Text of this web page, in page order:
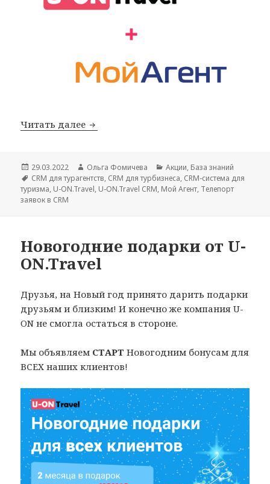
Читать далее Мой Агент + U-ON.Travel — продаем
Опубликовано
29.03.2022 Автор
Ольга Фомичева Рубрики
Акции, База знаний
Метки
CRM для турагентств, CRM для турбизнеса, CRM-система для
туризма, U-ON.Travel, U-ON.Travel CRM, Мой Агент, Телепорт
заявок в CRM
Новогодние подарки от U-
ON.Travel
Друзья, на Новый год принято дарить подарки
друзьям и близким! И конечно же компания U-
ON не смогла остаться в стороне.
Мы объявляем СТАРТ Новогодним бонусам для
ВСЕХ наших клиентов!